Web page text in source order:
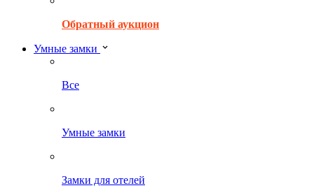
Обратный аукцион
Умные замки
Все
Умные замки
Замки для отелей